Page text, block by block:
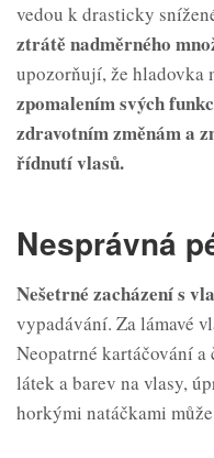
vedou k drasticky
ztrátě nadměrného
upozorňují, že hladovka
zpomalením svých
zdravotním změnám a
řídnutí vlasů.
Nesprávná
Nešetrné zacházení s
vypadávání. Za lámavé
Neopatrné kartáčování
látek a barev na vlasy,
horkými natáčkami